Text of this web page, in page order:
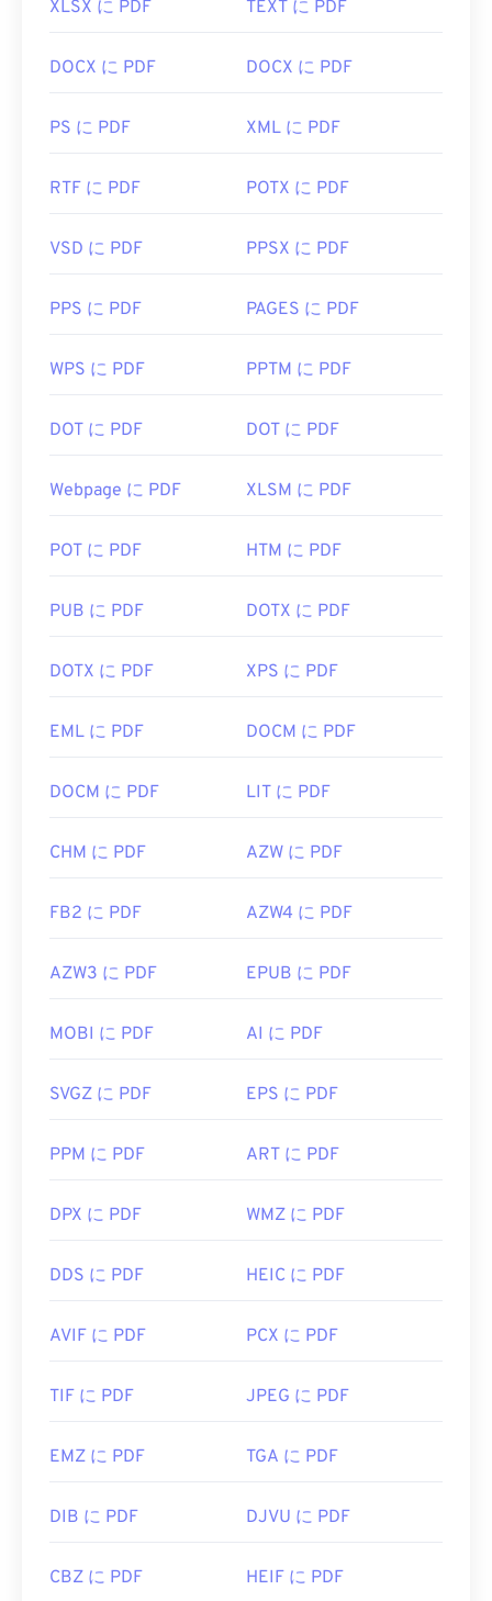
https://en.wikipedia.org/wiki/
adobe/about-adobe-pdf.html
XLSX に PDF TEXT に PDF
DOCX に PDF DOCX に PDF
PS に PDF XML に PDF
RTF に PDF POTX に PDF
VSD に PDF PPSX に PDF
PPS に PDF PAGES に PDF
WPS に PDF PPTM に PDF
DOT に PDF DOT に PDF
Webpage に PDF XLSM に PDF
POT に PDF HTM に PDF
PUB に PDF DOTX に PDF
DOTX に PDF XPS に PDF
EML に PDF DOCM に PDF
DOCM に PDF LIT に PDF
CHM に PDF AZW に PDF
FB2 に PDF AZW4 に PDF
AZW3 に PDF EPUB に PDF
MOBI に PDF AI に PDF
SVGZ に PDF EPS に PDF
PPM に PDF ART に PDF
DPX に PDF WMZ に PDF
DDS に PDF HEIC に PDF
AVIF に PDF PCX に PDF
TIF に PDF JPEG に PDF
EMZ に PDF TGA に PDF
DIB に PDF DJVU に PDF
CBZ に PDF HEIF に PDF